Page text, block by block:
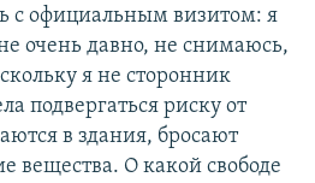
с официальным визитом: я
очень давно, не снимаюсь,
я не сторонник
подвергаться риску от
в здания, бросают
вещества. О какой свободе